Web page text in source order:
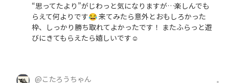
“思ってたより”がじわっと気になりますが…楽しんでも
らえて何よりです😂 来てみたら意外とおもしろかった
枠、しっかり勝ち取れてよかったです！ またふらっと遊
びにきてもらえたら嬉しいです☺️
@こたろうちゃん